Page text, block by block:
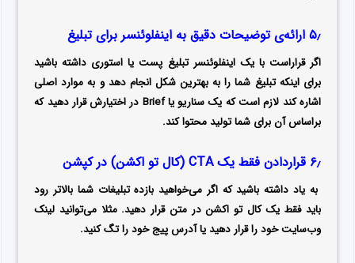
۵٫ ارائه‌ی توضیحات دقیق به اینفلوئنسر برای تبلیغ
اگر قراراست با یک اینفلوئنسر تبلیغ پست یا استوری داشته باشید
برای اینکه تبلیغ شما را به بهترین شکل انجام دهد و به موارد اصلی
اشاره کند لازم است که یک سناریو یا Brief در اختیارش قرار دهید که
براساس آن برای شما تولید محتوا کند.
۶٫ قراردادن فقط یک CTA (کال تو اکشن) در کپشن
به یاد داشته باشید که اگر می‌خواهید بازده‌ تبلیغات شما بالاتر رود
باید فقط یک کال تو اکشن در متن قرار دهید. مثلا می‌توانید لینک
وب‌سایت خود را قرار دهید یا آدرس پیج خود را تگ کنید.